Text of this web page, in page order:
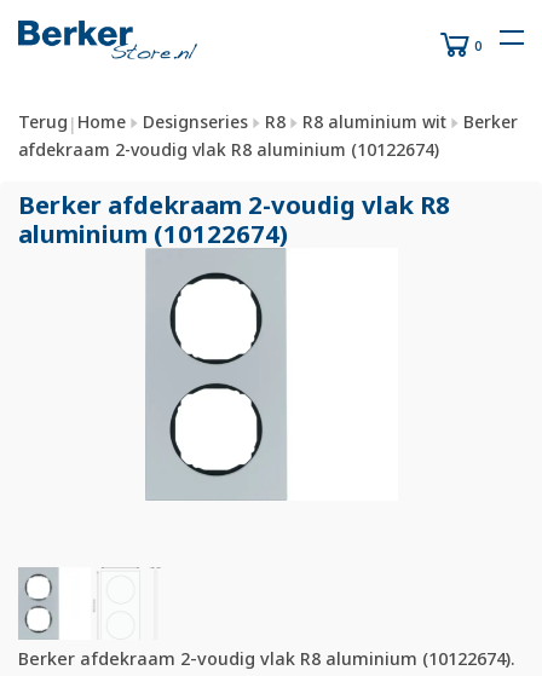
0
Terug | Home Designseries R8 R8 aluminium wit
Berker
afdekraam 2-voudig vlak R8 aluminium (10122674)
Berker afdekraam 2-voudig vlak R8
aluminium (10122674)
Berker afdekraam 2-voudig vlak R8 aluminium (10122674).